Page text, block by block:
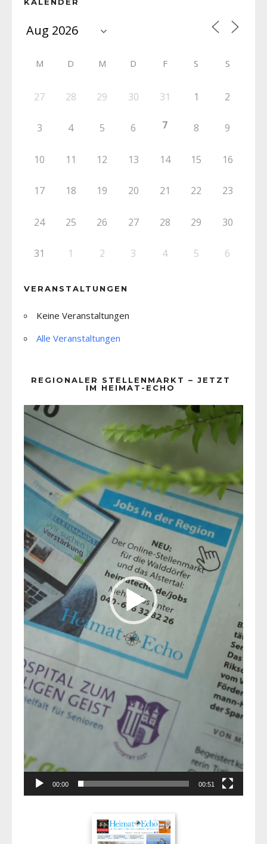
M D M D F S S
27 28 29 30 31 1 2
3 4 5 6 7 8 9
10 11 12 13 14 15 16
17 18 19 20 21 22 23
24 25 26 27 28 29 30
31 1 2 3 4 5 6
VERANSTALTUNGEN
Keine Veranstaltungen
Alle Veranstaltungen
REGIONALER STELLENMARKT – JETZT
IM HEIMAT-ECHO
Player
00:00 00:51